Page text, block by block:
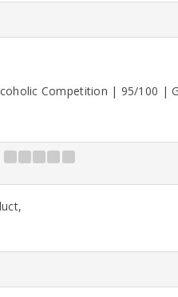
Competition | 95/100 |